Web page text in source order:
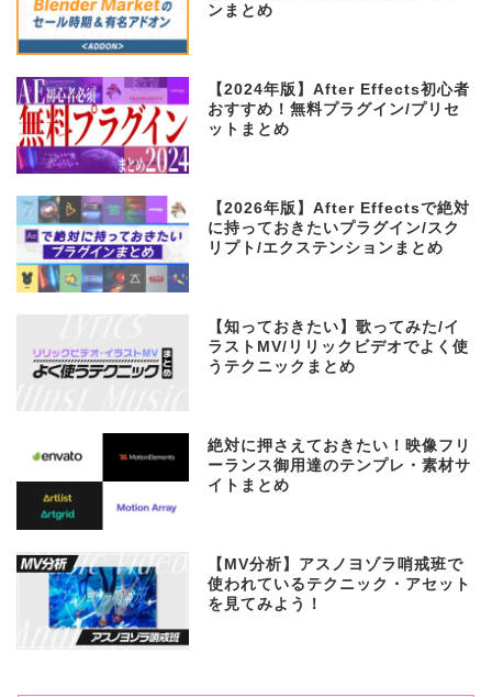
ンまとめ
【2024年版】After Effects初心者
おすすめ！無料プラグイン/プリセ
ットまとめ
【2026年版】After Effectsで絶対
に持っておきたいプラグイン/スク
リプト/エクステンションまとめ
【知っておきたい】歌ってみた/イ
ラストMV/リリックビデオでよく使
うテクニックまとめ
絶対に押さえておきたい！映像フリ
ーランス御用達のテンプレ・素材サ
イトまとめ
【MV分析】アスノヨゾラ哨戒班で
使われているテクニック・アセット
を見てみよう！